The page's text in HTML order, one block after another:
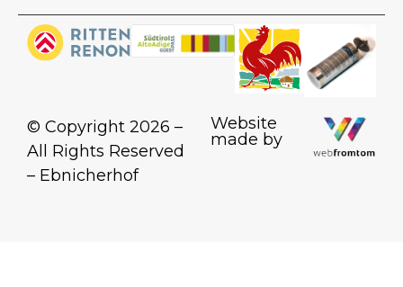
© Copyright 2026 –
All Rights Reserved
– Ebnicherhof
Website
made by